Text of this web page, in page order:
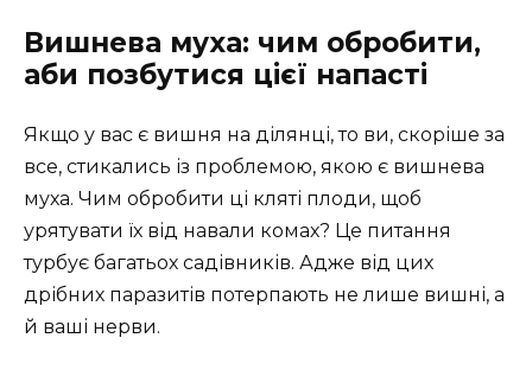
Вишнева муха: чим обробити,
аби позбутися цієї напасті
Якщо у вас є вишня на ділянці, то ви, скоріше за
все, стикались із проблемою, якою є вишнева
муха. Чим обробити ці кляті плоди, щоб
урятувати їх від навали комах? Це питання
турбує багатьох садівників. Адже від цих
дрібних паразитів потерпають не лише вишні, а
й ваші нерви.